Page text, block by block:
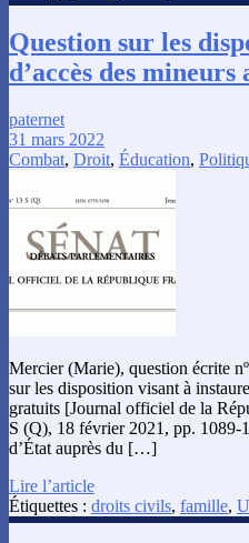
Question sur les
d’accès des
paternet
31 mars 2022
Combat, Droit, Éducation,
Mercier (Marie), question écrite
sur les disposition visant à
gratuits [Journal officiel de la
S (Q), 18 février 2021, pp. 1089-
d’État auprès du […]
Lire l’article
Étiquettes : droits civils, famille,